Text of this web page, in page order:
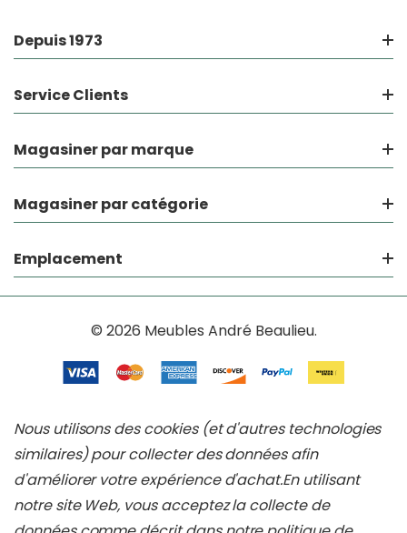
Depuis 1973
Service Clients
Magasiner par marque
Magasiner par catégorie
Emplacement
© 2026 Meubles André Beaulieu.
Nous utilisons des cookies (et d'autres technologies
similaires) pour collecter des données afin
d'améliorer votre expérience d'achat.En utilisant
notre site Web, vous acceptez la collecte de